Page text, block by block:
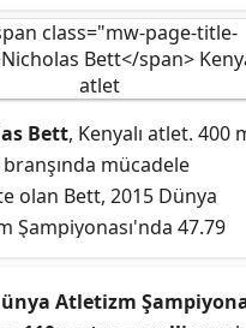
derecesiyle altın madalya
2016 Yaz
aynı branş
koştuğu 43.03 saniyelik
dünya rekoru kırarak
şampiyonu olmuştur.
Bett, Kenyalı atlet. 400
mücadele
olan Bett, 2015 Dünya
Şampiyonası'nda 47.79
olmuştur. Sporcu 8
2018'de bir aracın
Atletizm